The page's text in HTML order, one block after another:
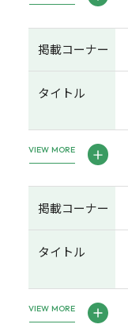
掲載コーナー
タイトル
VIEW MORE
掲載コーナー
タイトル
VIEW MORE